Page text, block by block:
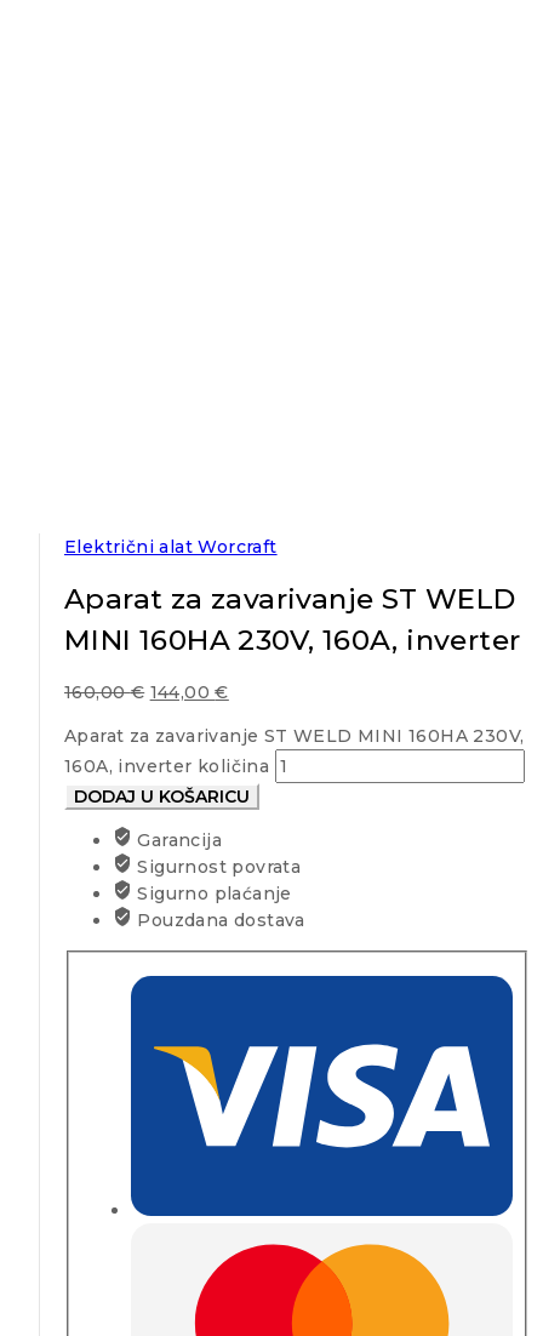
Električni alat Worcraft
Aparat za zavarivanje ST WELD
MINI 160HA 230V, 160A, inverter
160,00€ 144,00€
Aparat za zavarivanje ST WELD MINI 160HA 230V,
160A, inverter količina
DODAJ U KOŠARICU
Garancija
Sigurnost povrata
Sigurno plaćanje
Pouzdana dostava